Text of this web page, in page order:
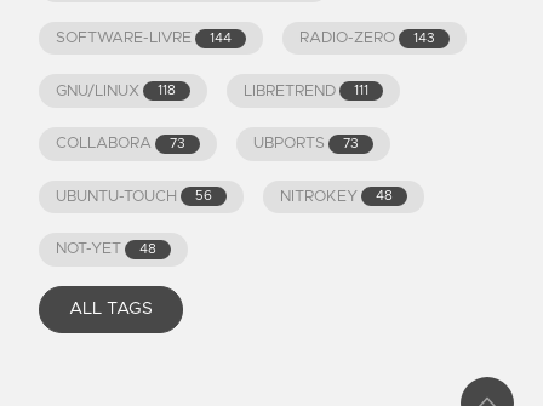
SOFTWARE-LIVRE 144 RADIO-ZERO 143
GNU/LINUX 118 LIBRETREND 111
COLLABORA 73 UBPORTS 73
UBUNTU-TOUCH 56 NITROKEY 48
NOT-YET 48
ALL TAGS